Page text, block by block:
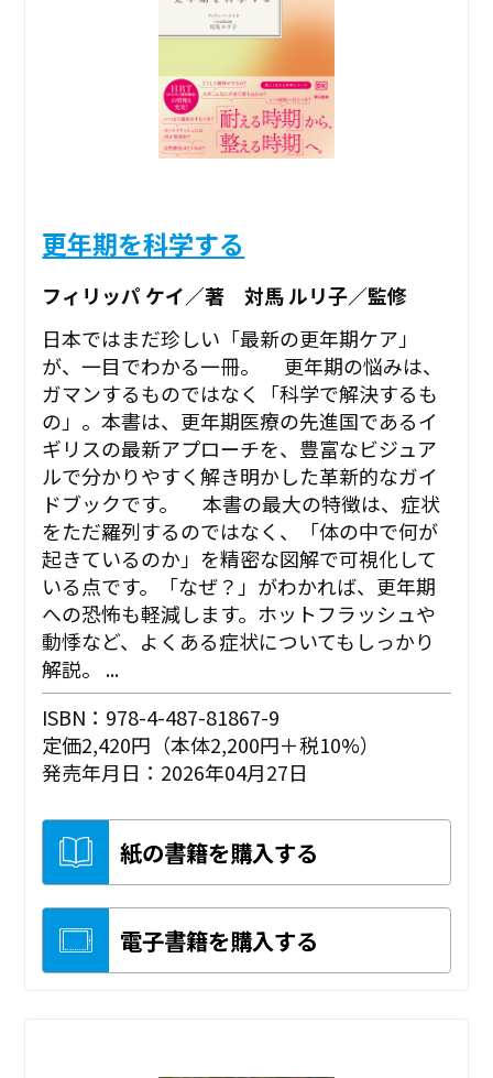
更年期を科学する
フィリッパ ケイ／著 対馬 ルリ子／監修
日本ではまだ珍しい「最新の更年期ケア」
が、一目でわかる一冊。 更年期の悩みは、
ガマンするものではなく「科学で解決するも
の」。本書は、更年期医療の先進国であるイ
ギリスの最新アプローチを、豊富なビジュア
ルで分かりやすく解き明かした革新的なガイ
ドブックです。 本書の最大の特徴は、症状
をただ羅列するのではなく、「体の中で何が
起きているのか」を精密な図解で可視化して
いる点です。「なぜ？」がわかれば、更年期
への恐怖も軽減します。ホットフラッシュや
動悸など、よくある症状についてもしっかり
解説。 ...
ISBN：978-4-487-81867-9
定価2,420円（本体2,200円＋税10%）
発売年月日：2026年04月27日
紙の書籍を購入する
電子書籍を購入する